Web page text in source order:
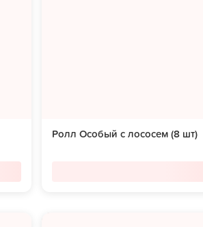
Ролл Особый с лососем (8 шт)